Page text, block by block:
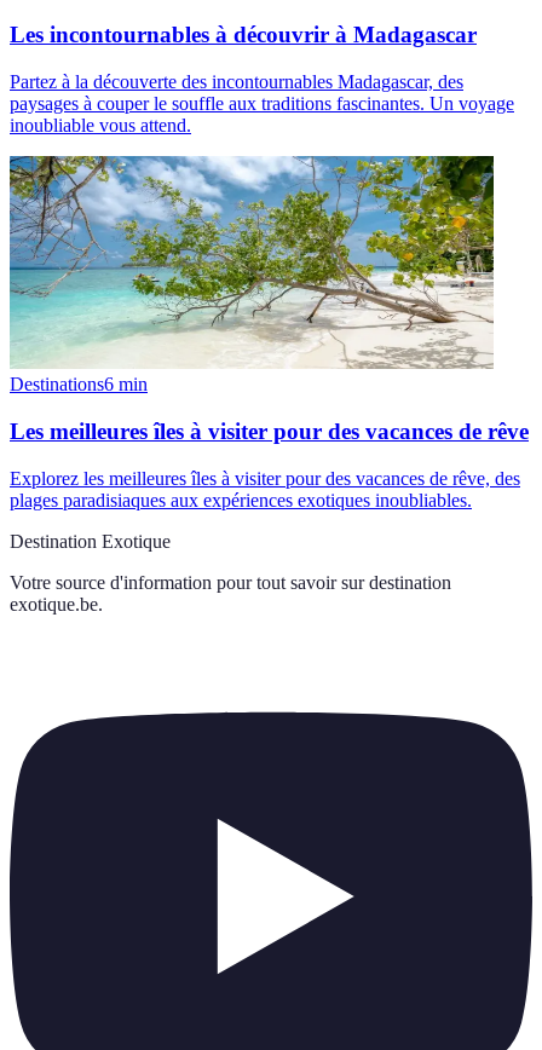
Les incontournables à découvrir à Madagascar
Partez à la découverte des incontournables Madagascar, des
paysages à couper le souffle aux traditions fascinantes. Un voyage
inoubliable vous attend.
Destinations6 min
Les meilleures îles à visiter pour des vacances de rêve
Explorez les meilleures îles à visiter pour des vacances de rêve, des
plages paradisiaques aux expériences exotiques inoubliables.
Destination Exotique
Votre source d'information pour tout savoir sur destination
exotique.be.